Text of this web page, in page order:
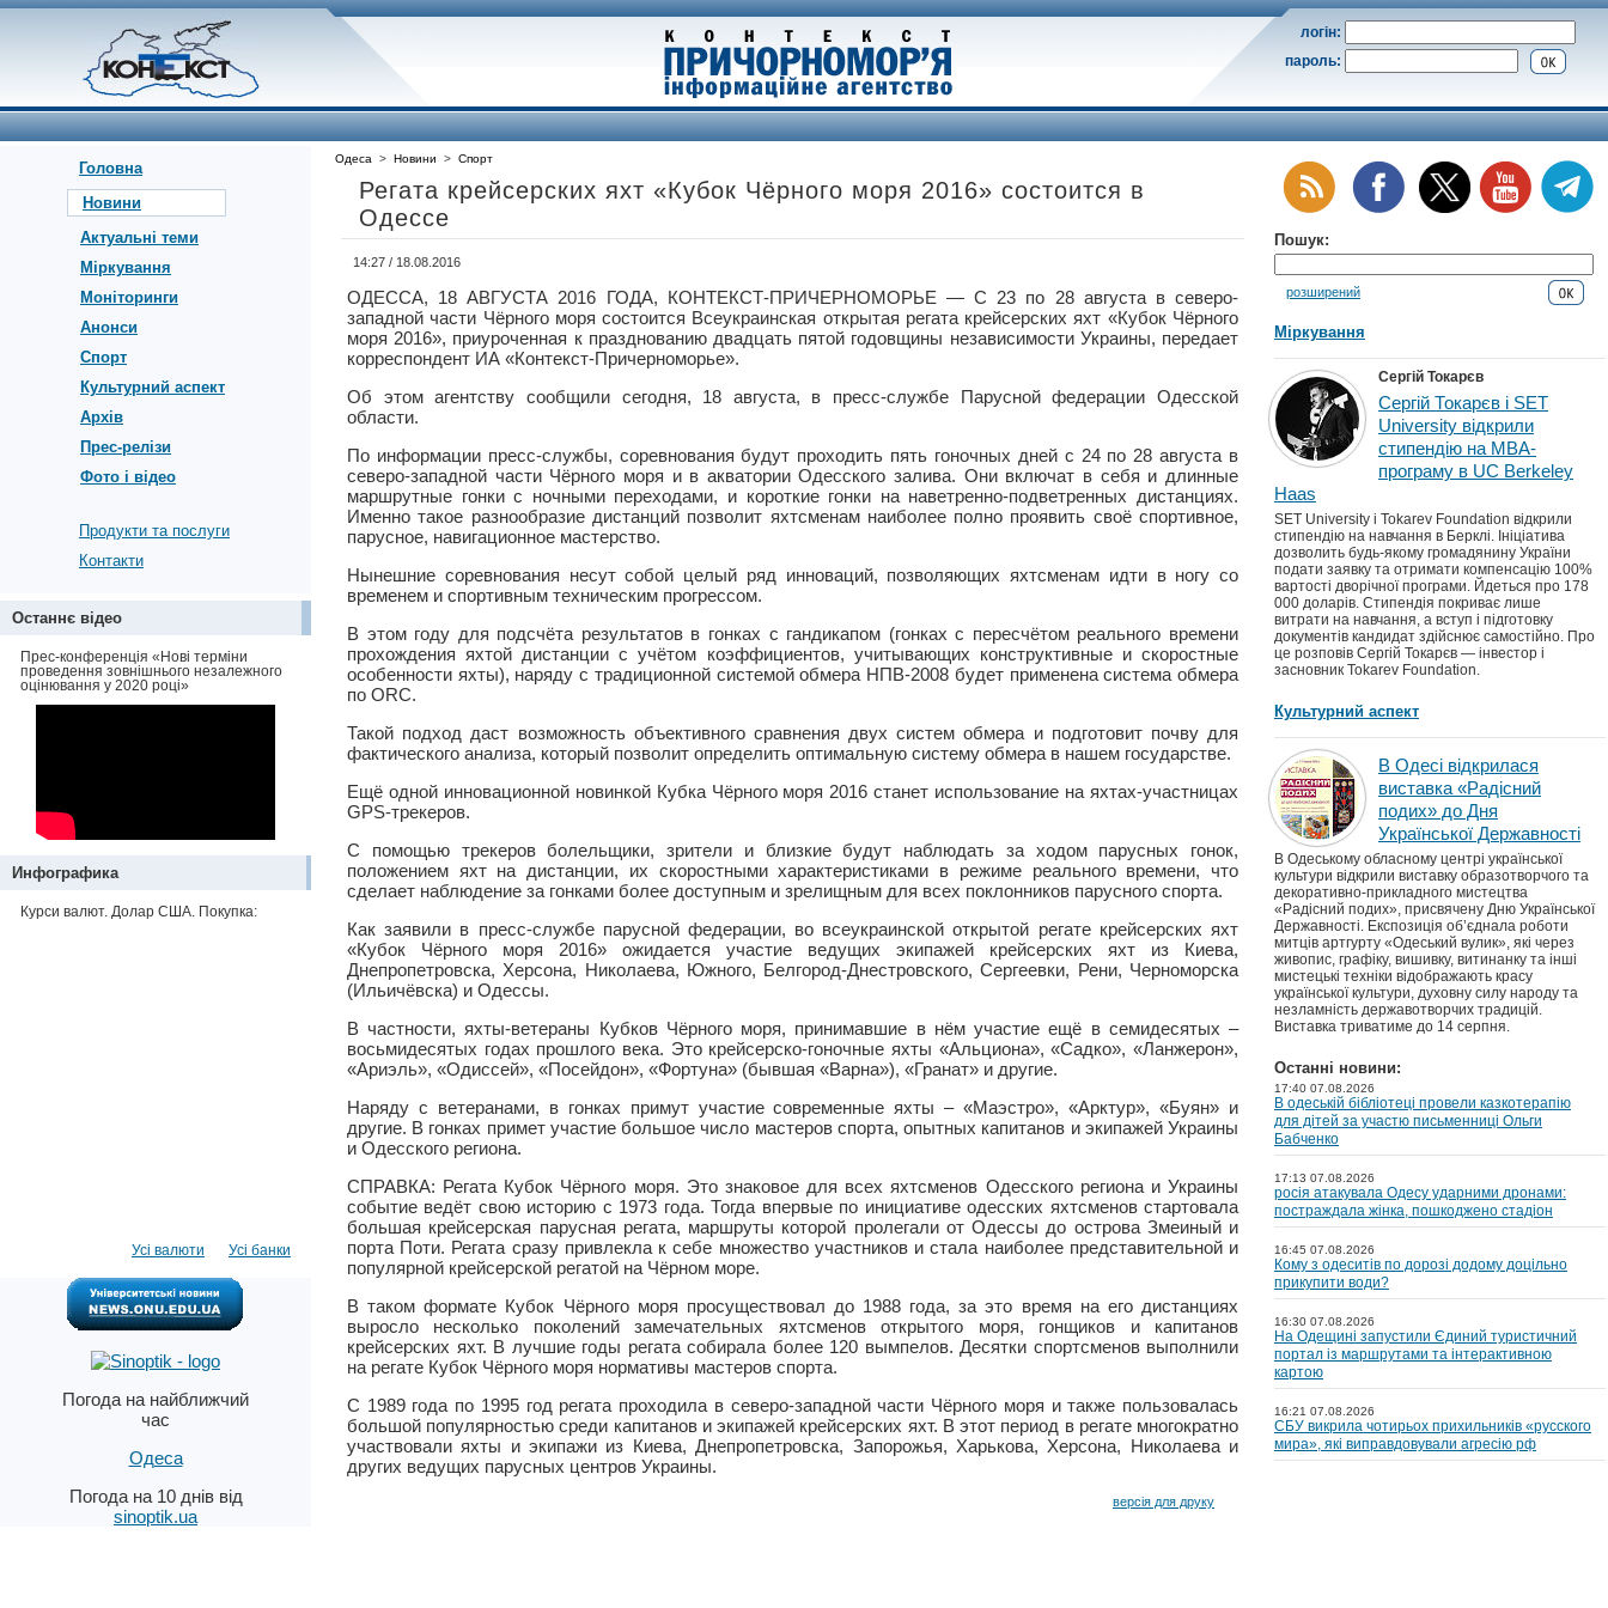
логін:
пароль:
Головна
Новини
Актуальні теми
Міркування
Моніторинги
Анонси
Спорт
Культурний аспект
Архів
Прес-релізи
Фото і відео
Продукти та послуги
Контакти
Останнє відео
Прес-конференція «Нові терміни
проведення зовнішнього незалежного
оцінювання у 2020 році»
Инфографика
Курси валют. Долар США. Покупка:
Усі банки
Усі валюти
Погода на найближчий
час
Одеса
Погода на 10 днів від
sinoptik.ua
Одеса > Новини > Спорт
Регата крейсерских яхт «Кубок Чёрного моря 2016» состоится в
Одессе
14:27 / 18.08.2016
ОДЕССА, 18 АВГУСТА 2016 ГОДА, КОНТЕКСТ-ПРИЧЕРНОМОРЬЕ — С 23 по 28 августа в северо-
западной части Чёрного моря состоится Всеукраинская открытая регата крейсерских яхт «Кубок Чёрного
моря 2016», приуроченная к празднованию двадцать пятой годовщины независимости Украины, передает
корреспондент ИА «Контекст-Причерноморье».
Об этом агентству сообщили сегодня, 18 августа, в пресс-службе Парусной федерации Одесской
области.
По информации пресс-службы, соревнования будут проходить пять гоночных дней с 24 по 28 августа в
северо-западной части Чёрного моря и в акватории Одесского залива. Они включат в себя и длинные
маршрутные гонки с ночными переходами, и короткие гонки на наветренно-подветренных дистанциях.
Именно такое разнообразие дистанций позволит яхтсменам наиболее полно проявить своё спортивное,
парусное, навигационное мастерство.
Нынешние соревнования несут собой целый ряд инноваций, позволяющих яхтсменам идти в ногу со
временем и спортивным техническим прогрессом.
В этом году для подсчёта результатов в гонках с гандикапом (гонках с пересчётом реального времени
прохождения яхтой дистанции с учётом коэффициентов, учитывающих конструктивные и скоростные
особенности яхты), наряду с традиционной системой обмера НПВ-2008 будет применена система обмера
по ORC.
Такой подход даст возможность объективного сравнения двух систем обмера и подготовит почву для
фактического анализа, который позволит определить оптимальную систему обмера в нашем государстве.
Ещё одной инновационной новинкой Кубка Чёрного моря 2016 станет использование на яхтах-участницах
GPS-трекеров.
С помощью трекеров болельщики, зрители и близкие будут наблюдать за ходом парусных гонок,
положением яхт на дистанции, их скоростными характеристиками в режиме реального времени, что
сделает наблюдение за гонками более доступным и зрелищным для всех поклонников парусного спорта.
Как заявили в пресс-службе парусной федерации, во всеукраинской открытой регате крейсерских яхт
«Кубок Чёрного моря 2016» ожидается участие ведущих экипажей крейсерских яхт из Киева,
Днепропетровска, Херсона, Николаева, Южного, Белгород-Днестровского, Сергеевки, Рени, Черноморска
(Ильичёвска) и Одессы.
В частности, яхты-ветераны Кубков Чёрного моря, принимавшие в нём участие ещё в семидесятых –
восьмидесятых годах прошлого века. Это крейсерско-гоночные яхты «Альциона», «Садко», «Ланжерон»,
«Ариэль», «Одиссей», «Посейдон», «Фортуна» (бывшая «Варна»), «Гранат» и другие.
Наряду с ветеранами, в гонках примут участие современные яхты – «Маэстро», «Арктур», «Буян» и
другие. В гонках примет участие большое число мастеров спорта, опытных капитанов и экипажей Украины
и Одесского региона.
СПРАВКА: Регата Кубок Чёрного моря. Это знаковое для всех яхтсменов Одесского региона и Украины
событие ведёт свою историю с 1973 года. Тогда впервые по инициативе одесских яхтсменов стартовала
большая крейсерская парусная регата, маршруты которой пролегали от Одессы до острова Змеиный и
порта Поти. Регата сразу привлекла к себе множество участников и стала наиболее представительной и
популярной крейсерской регатой на Чёрном море.
В таком формате Кубок Чёрного моря просуществовал до 1988 года, за это время на его дистанциях
выросло несколько поколений замечательных яхтсменов открытого моря, гонщиков и капитанов
крейсерских яхт. В лучшие годы регата собирала более 120 вымпелов. Десятки спортсменов выполнили
на регате Кубок Чёрного моря нормативы мастеров спорта.
С 1989 года по 1995 год регата проходила в северо-западной части Чёрного моря и также пользовалась
большой популярностью среди капитанов и экипажей крейсерских яхт. В этот период в регате многократно
участвовали яхты и экипажи из Киева, Днепропетровска, Запорожья, Харькова, Херсона, Николаева и
других ведущих парусных центров Украины.
версія для друку
Пошук:
розширений
Міркування
Сергій Токарєв
Сергій Токарєв і SET
University відкрили
стипендію на MBA-
програму в UC Berkeley
Haas
SET University і Tokarev Foundation відкрили
стипендію на навчання в Берклі. Ініціатива
дозволить будь-якому громадянину України
подати заявку та отримати компенсацію 100%
вартості дворічної програми. Йдеться про 178
000 доларів. Стипендія покриває лише
витрати на навчання, а вступ і підготовку
документів кандидат здійснює самостійно. Про
це розповів Сергій Токарєв — інвестор і
засновник Tokarev Foundation.
Культурний аспект
В Одесі відкрилася
виставка «Радісний
подих» до Дня
Української Державності
В Одеському обласному центрі української
культури відкрили виставку образотворчого та
декоративно-прикладного мистецтва
«Радісний подих», присвячену Дню Української
Державності. Експозиція об’єднала роботи
митців артгурту «Одеський вулик», які через
живопис, графіку, вишивку, витинанку та інші
мистецькі техніки відображають красу
української культури, духовну силу народу та
незламність державотворчих традицій.
Виставка триватиме до 14 серпня.
Останні новини:
17:40 07.08.2026
В одеській бібліотеці провели казкотерапію
для дітей за участю письменниці Ольги
Бабченко
17:13 07.08.2026
росія атакувала Одесу ударними дронами:
постраждала жінка, пошкоджено стадіон
16:45 07.08.2026
Кому з одеситів по дорозі додому доцільно
прикупити води?
16:30 07.08.2026
На Одещині запустили Єдиний туристичний
портал із маршрутами та інтерактивною
картою
16:21 07.08.2026
СБУ викрила чотирьох прихильників «русского
мира», які виправдовували агресію рф